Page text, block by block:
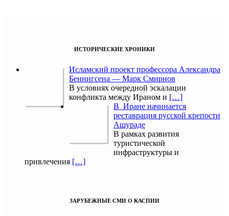
ИСТОРИЧЕСКИЕ ХРОНИКИ
Исламский проект профессора Александра
Беннигсена — Марк Смирнов
В условиях очередной эскалации
конфликта между Ираном и […]
В Иране начинается
реставрация русской крепости
Ашураде
В рамках развития
туристической
инфраструктуры и
привлечения […]
ЗАРУБЕЖНЫЕ СМИ О КАСПИИ